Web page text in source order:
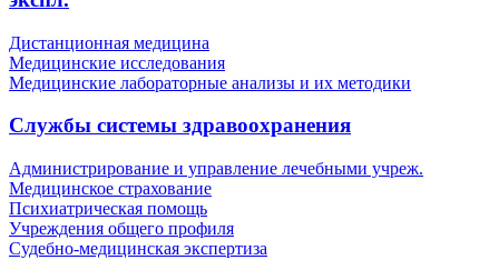
Дистанционная медицина
Медицинские исследования
Медицинские лабораторные анализы и их методики
Службы системы здравоохранения
Администрирование и управление лечебными учреж.
Медицинское страхование
Психиатрическая помощь
Учреждения общего профиля
Судебно-медицинская экспертиза